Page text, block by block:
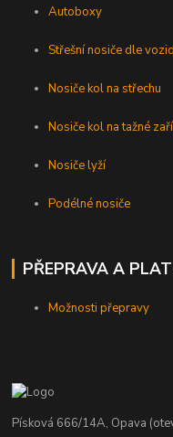
Autoboxy
Střešní nosiče dle
Nosiče kol na střechu
Nosiče kol na tažné
Nosiče lyží
Podélné nosiče
PŘEPRAVA A
Možnosti přepravy
Písková 666/14A, Opava